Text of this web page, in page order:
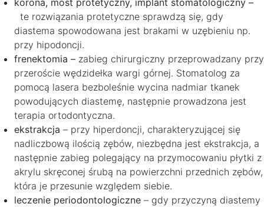
korona, most protetyczny, implant stomatologiczny –
te rozwiązania protetyczne sprawdzą się, gdy
diastema spowodowana jest brakami w uzębieniu np.
przy hipodoncji.
frenektomia – zabieg chirurgiczny przeprowadzany przy
przeroście wędzidełka wargi górnej. Stomatolog za
pomocą lasera bezboleśnie wycina nadmiar tkanek
powodujących diastemę, następnie prowadzona jest
terapia ortodontyczna.
ekstrakcja – przy hiperdoncji, charakteryzującej się
nadliczbową ilością zębów, niezbędna jest ekstrakcja, a
następnie zabieg polegający na przymocowaniu płytki z
akrylu skręconej śrubą na powierzchni przednich zębów,
która je przesunie względem siebie.
leczenie periodontologiczne – gdy przyczyną diastemy